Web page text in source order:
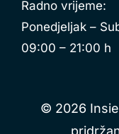
Radno vrijeme:
Ponedjeljak –
09:00 – 21:00 h
© 2026